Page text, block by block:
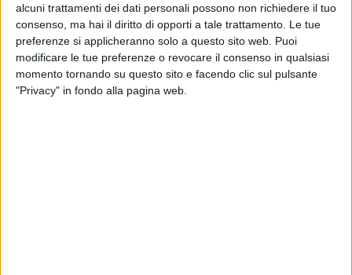
alcuni trattamenti dei dati personali possono non richiedere il tuo
consenso, ma hai il diritto di opporti a tale trattamento. Le tue
preferenze si applicheranno solo a questo sito web. Puoi
modificare le tue preferenze o revocare il consenso in qualsiasi
momento tornando su questo sito e facendo clic sul pulsante
"Privacy" in fondo alla pagina web.
soprattutto con grande amore", ha poi concluso.
NeLa matematica dei ramic'èIl farmacista, il
singolo con cuiMax Gazzèha preso parte al